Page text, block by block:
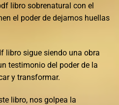
libro sobrenatural con el
el poder de dejarnos huellas
libro sigue siendo una obra
testimonio del poder de la
y transformar.
libro, nos golpea la